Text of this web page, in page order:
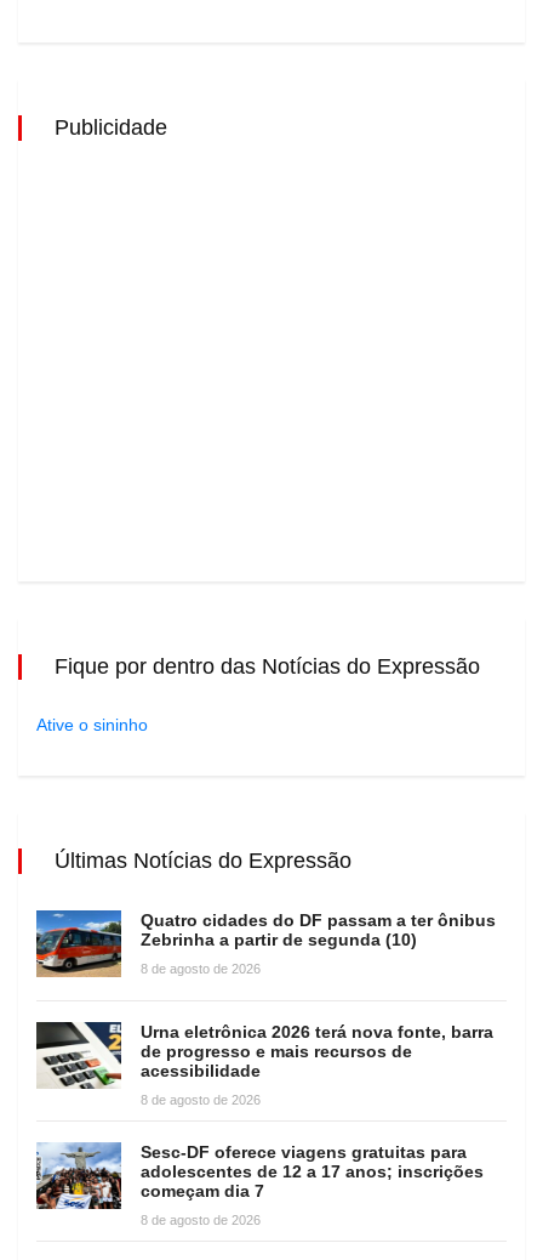
Publicidade
Fique por dentro das Notícias do Expressão
Ative o sininho
Últimas Notícias do Expressão
Quatro cidades do DF passam a ter ônibus
Zebrinha a partir de segunda (10)
8 de agosto de 2026
Urna eletrônica 2026 terá nova fonte, barra
de progresso e mais recursos de
acessibilidade
8 de agosto de 2026
Sesc-DF oferece viagens gratuitas para
adolescentes de 12 a 17 anos; inscrições
começam dia 7
8 de agosto de 2026